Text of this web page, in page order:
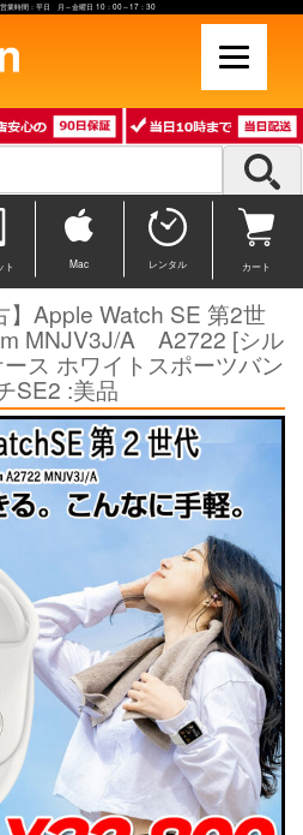
業時間：平日 月～金曜日 10：00～17：30
ト Mac レンタル カート
】Apple Watch SE 第2世
MNJV3J/A A2722 [シル
ス ホワイトスポーツバン
SE2 :美品